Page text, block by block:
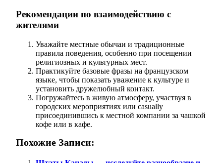
Рекомендации по взаимодействию с
жителями
Уважайте местные обычаи и традиционные
правила поведения, особенно при посещении
религиозных и культурных мест.
Практикуйте базовые фразы на французском
языке, чтобы показать уважение к культуре и
установить дружелюбный контакт.
Погружайтесь в живую атмосферу, участвуя в
городских мероприятиях или casually
присоединившись к местной компании за чашкой
кофе или в кафе.
Похожие Записи: